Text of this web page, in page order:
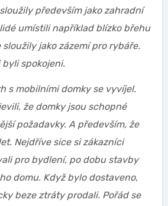
především jako zahradní
umístili například blízko břehu
jako zázemí pro rybáře.
spokojeni.
s mobilními domky se vyvíjel.
že domky jsou schopné
požadavky. A především, že
Nejdříve sice si zákazníci
pro bydlení, po dobu stavby
domu. Když bylo dostaveno,
beze ztráty prodali. Pořád se